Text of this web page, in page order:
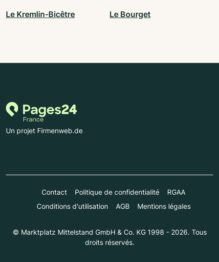
Le Kremlin-Bicêtre Le Bourget
Un projet Firmenweb.de
Contact Politique de confidentialité
RGAA
Conditions d'utilisation
AGB Mentions légales
© Marktplatz Mittelstand GmbH & Co. KG 1998 - 2026. Tous
droits réservés.